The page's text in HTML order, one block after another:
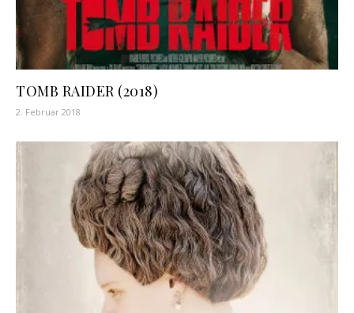
TOMB RAIDER (2018)
2. Februar 2018